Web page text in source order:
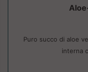
Puro succo di aloe
interna